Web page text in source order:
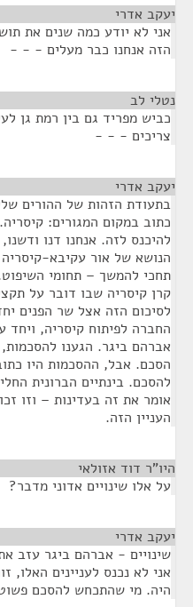
יעקב אדרי
אני לא יודע כמה שנים את
הזה אנחנו כבר מעלים - - -
נטלי לב
כביש מפריד גם בין רמת גן
צריכים - - -
יעקב אדרי
בתעודת הזהות של ההורים
כתוב במקום המגורים:
להיכנס לזה. אנחנו דנו
הנושא של אור עקיבא-
תחכי להמשך – תחומי
קרן קיסריה שבו דובר על
לסיכום הזה אצל שר הפנים
החברה לפיתוח קיסריה,
אברהם ביגר. הגענו
הסכם. אבל, ההסכמות היו
להסכם. בינתיים הברונית
אומר את זה בעדינות – וזו
העניין הזה.
היו"ר דוד אזולאי
על אלו שינויים אדוני מדבר?
יעקב אדרי
שינויים - אברהם ביגר עזב
אני לא נכנס לעניינים
היה. מי שהתכחש להסכם